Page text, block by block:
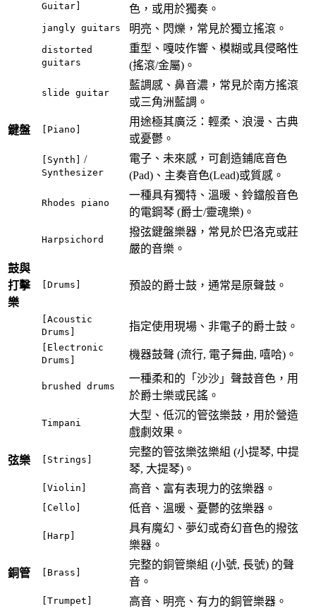
Guitar]
色，或用於獨奏。
jangly guitars 明亮、閃爍，常見於獨立搖滾。
distorted
guitars
重型、嘎吱作響、模糊或具侵略性
(搖滾/金屬)。
slide guitar
藍調感、鼻音濃，常見於南方搖滾
或三角洲藍調。
鍵盤 [Piano]
用途極其廣泛：輕柔、浪漫、古典
或憂鬱。
[Synth] /
Synthesizer
電子、未來感，可創造鋪底音色
(Pad)、主奏音色(Lead)或質感。
Rhodes piano
一種具有獨特、溫暖、鈴鐺般音色
的電鋼琴 (爵士/靈魂樂)。
Harpsichord
撥弦鍵盤樂器，常見於巴洛克或莊
嚴的音樂。
鼓與
打擊
樂
[Drums] 預設的爵士鼓，通常是原聲鼓。
[Acoustic
Drums]
指定使用現場、非電子的爵士鼓。
[Electronic
Drums]
機器鼓聲 (流行, 電子舞曲, 嘻哈)。
brushed drums
一種柔和的「沙沙」聲鼓音色，用
於爵士樂或民謠。
Timpani
大型、低沉的管弦樂鼓，用於營造
戲劇效果。
弦樂 [Strings]
完整的管弦樂弦樂組 (小提琴, 中提
琴, 大提琴)。
[Violin] 高音、富有表現力的弦樂器。
[Cello] 低音、溫暖、憂鬱的弦樂器。
[Harp]
具有魔幻、夢幻或奇幻音色的撥弦
樂器。
銅管 [Brass]
完整的銅管樂組 (小號, 長號) 的聲
音。
[Trumpet] 高音、明亮、有力的銅管樂器。